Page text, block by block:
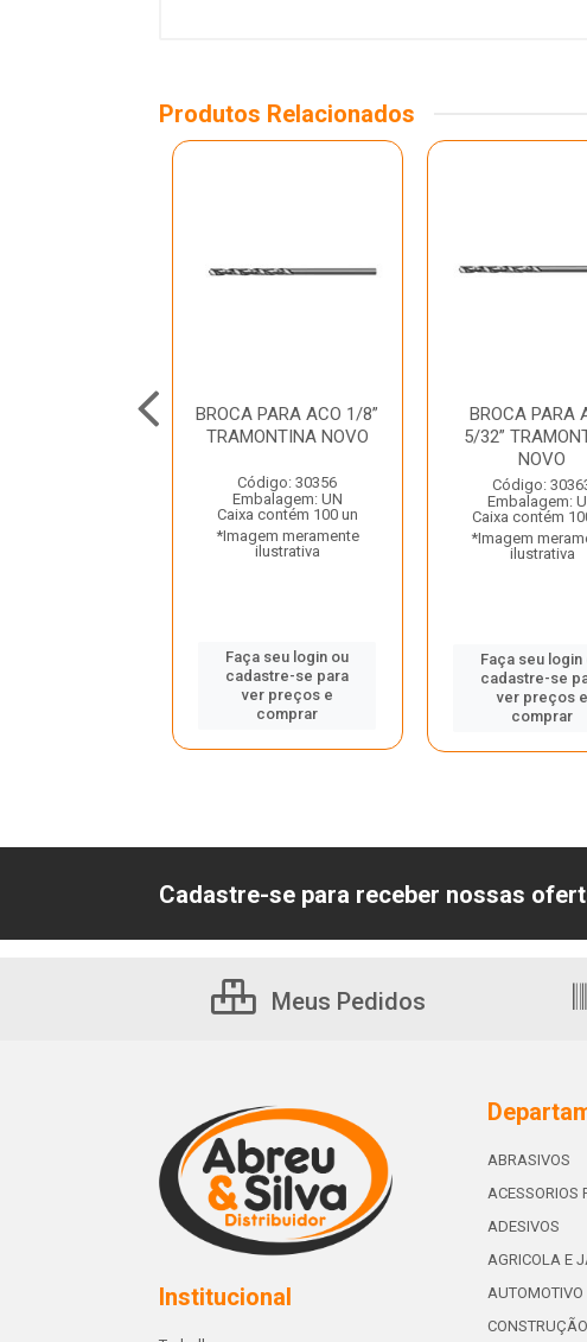
Produtos Relacionados
BROCA PARA ACO 1/8”
TRAMONTINA NOVO
Código: 30356
Embalagem: UN
Caixa contém 100 un
*Imagem meramente
ilustrativa
Faça seu login ou
cadastre-se para
ver preços e
comprar
BROCA PARA
5/32”
NOVO
Código:
Embalagem:
Caixa contém
*Imagem
ilustrativa
Faça seu login
cadastre-se
ver preços e
comprar
Cadastre-se para receber nossas
Meus Pedidos
Institucional
ABRASIVOS
ACESSORIOS
ADESIVOS
AGRICOLA E
AUTOMOTIVO